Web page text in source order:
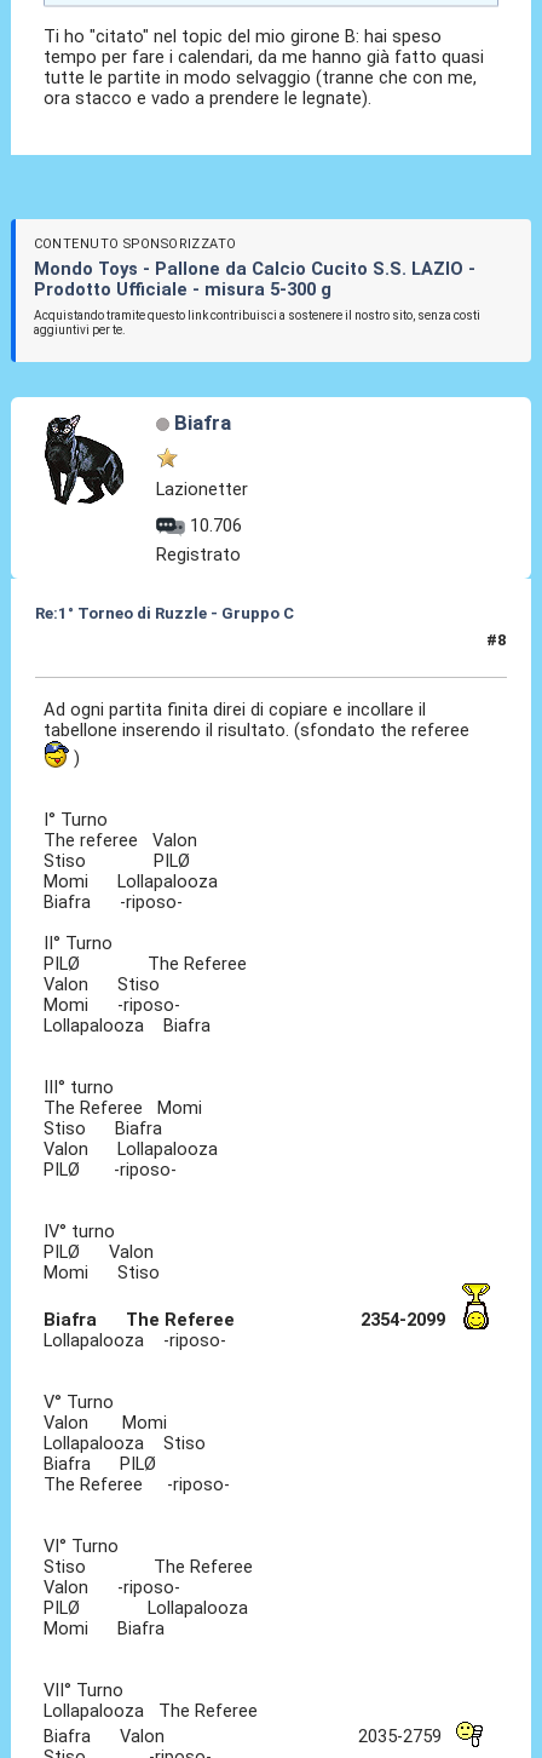
Ti ho "citato" nel topic del mio girone B: hai speso
tempo per fare i calendari, da me hanno già fatto quasi
tutte le partite in modo selvaggio (tranne che con me,
ora stacco e vado a prendere le legnate).
CONTENUTO SPONSORIZZATO
Mondo Toys - Pallone da Calcio Cucito S.S. LAZIO -
Prodotto Ufficiale - misura 5-300 g
Acquistando tramite questo link contribuisci a sostenere il nostro sito, senza costi
aggiuntivi per te.
Biafra
Lazionetter
10.706
Registrato
Re:1° Torneo di Ruzzle - Gruppo C
#8
Ad ogni partita finita direi di copiare e incollare il
tabellone inserendo il risultato. (sfondato the referee
)
I° Turno
The referee Valon
Stiso PILØ
Momi Lollapalooza
Biafra -riposo-
II° Turno
PILØ The Referee
Valon Stiso
Momi -riposo-
Lollapalooza Biafra
III° turno
The Referee Momi
Stiso Biafra
Valon Lollapalooza
PILØ -riposo-
IV° turno
PILØ Valon
Momi Stiso
Biafra The Referee 2354-2099
Lollapalooza -riposo-
V° Turno
Valon Momi
Lollapalooza Stiso
Biafra PILØ
The Referee -riposo-
VI° Turno
Stiso The Referee
Valon -riposo-
PILØ Lollapalooza
Momi Biafra
VII° Turno
Lollapalooza The Referee
Biafra Valon 2035-2759